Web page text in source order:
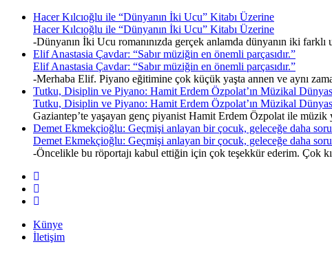
Hacer Kılcıoğlu ile “Dünyanın İki Ucu” Kitabı Üzerine
Hacer Kılcıoğlu ile “Dünyanın İki Ucu” Kitabı Üzerine
-Dünyanın İki Ucu romanınızda gerçek anlamda dünyanın iki
Elif Anastasia Çavdar: “Sabır müziğin en önemli parçasıdır.”
Elif Anastasia Çavdar: “Sabır müziğin en önemli parçasıdır.”
-Merhaba Elif. Piyano eğitimine çok küçük yaşta annen ve aynı
Tutku, Disiplin ve Piyano: Hamit Erdem Özpolat’ın Müzikal
Tutku, Disiplin ve Piyano: Hamit Erdem Özpolat’ın Müzikal
Gaziantep’te yaşayan genç piyanist Hamit Erdem Özpolat ile
Demet Ekmekçioğlu: Geçmişi anlayan bir çocuk, geleceğe daha
Demet Ekmekçioğlu: Geçmişi anlayan bir çocuk, geleceğe daha
-Öncelikle bu röportajı kabul ettiğin için çok teşekkür ederim. Çok
Künye
İletişim